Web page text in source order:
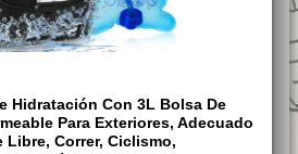
Hidratación Con 3L Bolsa De
Para Exteriores, Adecuado
Libre, Correr, Ciclismo,